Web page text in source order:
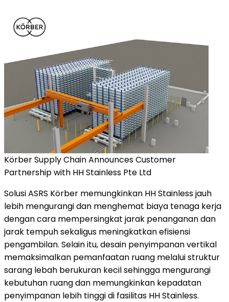
Körber Supply Chain Announces Customer
Partnership with HH Stainless Pte Ltd
Solusi ASRS Körber memungkinkan HH Stainless jauh
lebih mengurangi dan menghemat biaya tenaga kerja
dengan cara mempersingkat jarak penanganan dan
jarak tempuh sekaligus meningkatkan efisiensi
pengambilan. Selain itu, desain penyimpanan vertikal
memaksimalkan pemanfaatan ruang melalui struktur
sarang lebah berukuran kecil sehingga mengurangi
kebutuhan ruang dan memungkinkan kepadatan
penyimpanan lebih tinggi di fasilitas HH Stainless.